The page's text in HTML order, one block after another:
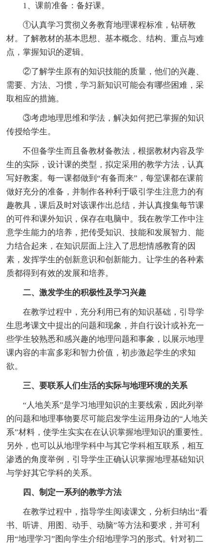
1、课前准备：备好课。
①认真学习贯彻义务教育地理课程标准，钻研教
材。了解教材的基本思想、基本概念、结构、重点与难
点，掌握知识的逻辑。
②了解学生原有的知识技能的质量，他们的兴趣、
需要、方法、习惯，学习新知识可能会有哪些困难，采
取相应的措施。
③考虑地理思维和学法，解决如何把已掌握的知识
传授给学生。
不但备学生而且备教材备教法，根据教材内容及学
生的实际，设计课的类型，拟定采用的教学方法，认真
写好教案。每一课都做到“有备而来”，每堂课都在课前
做好充分的准备，并制作各种利于吸引学生注意力的有
趣教具，课后及时对该课作出总结，并认真搜集每节课
的可件和课外知识，保存在电脑中。我在教学工作中注
意学生能力的培养，把传受知识、技能和发展智力、能
力结合起来，在知识层面上注入了思想情感教育的因
素，发挥学生的创新意识和创新能力。让学生的各种素
质都得到有效的发展和培养。
二、激发学生的积极性及学习兴趣
在教学过程中，充分利用已有的知识基础，引导学
生思考课文中提出的问题和现象，并自行设计或补充一
些学生较熟悉和感兴趣的地理问题和事象，以展示地理
课内容的丰富多彩和智力价值，初步激起学生的求知
欲。
三、要联系人们生活的实际与地理环境的关系
“人地关系”是学习地理知识的主要线索，因此列举
的问题和地理事物要尽可能启发学生运用身边的“人地关
系”材料，使学生实实在在认识掌握地理知识的重要性。
另外，也可以从地理学科中与其它学科相互联系，相互
渗透的角度举例，引导学生正确认识掌握地理基础知识
与学好其它学科的关系。
四、制定一系列的教学方法
在教学过程中，指导学生阅读课文，分析归纳出“看
书、听讲、用图、动手、动脑”等方法和要求，并可利
用“地理学习”图向学生介绍地理学习的形式。针对初二